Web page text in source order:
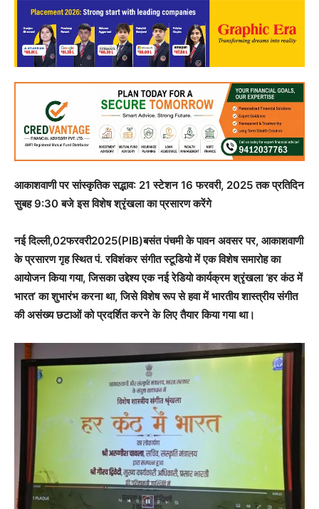
आकाशवाणी पर सांस्कृतिक सद्भाव: 21 स्टेशन 16 फरवरी, 2025 तक प्रतिदिन
सुबह 9:30 बजे इस विशेष श्रृंखला का प्रसारण करेंगे
नई दिल्ली,02फरवरी2025(PIB)बसंत पंचमी के पावन अवसर पर, आकाशवाणी
के प्रसारण गृह स्थित पं. रविशंकर संगीत स्टूडियो में एक विशेष समारोह का
आयोजन किया गया, जिसका उद्देश्य एक नई रेडियो कार्यक्रम श्रृंखला ‘हर कंठ में
भारत’ का शुभारंभ करना था, जिसे विशेष रूप से हवा में भारतीय शास्त्रीय संगीत
की असंख्य छटाओं को प्रदर्शित करने के लिए तैयार किया गया था।